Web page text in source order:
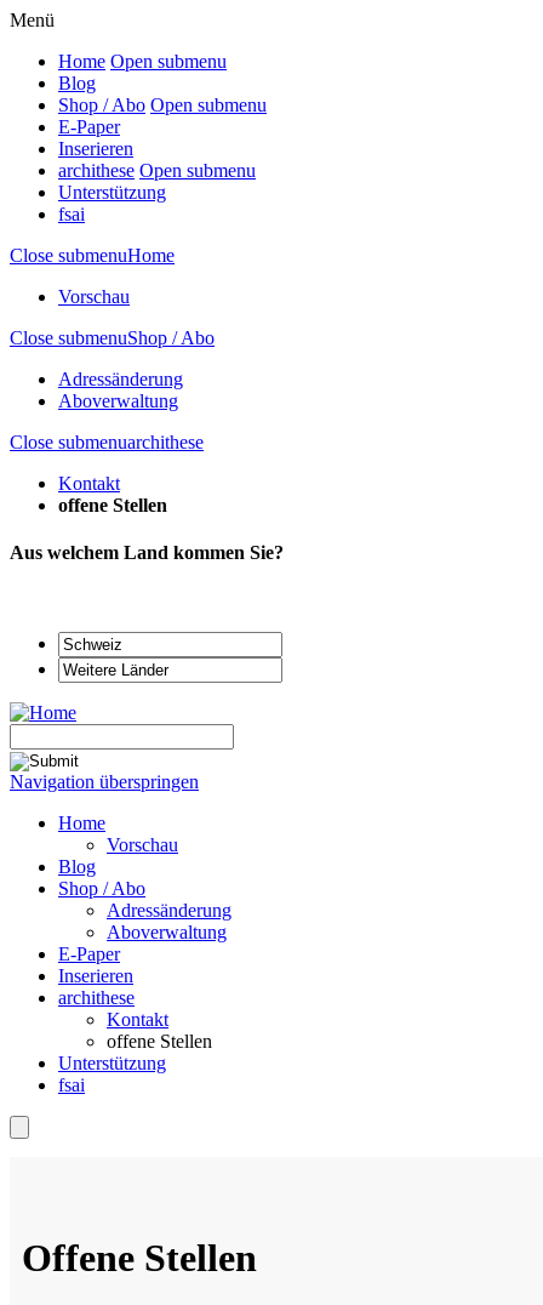
Menü
Home Open submenu
Blog
Shop / Abo Open submenu
E-Paper
Inserieren
archithese Open submenu
Unterstützung
fsai
Close submenuHome
Vorschau
Close submenuShop / Abo
Adressänderung
Aboverwaltung
Close submenuarchithese
Kontakt
offene Stellen
Aus welchem Land kommen Sie?
Navigation überspringen
Home
Vorschau
Blog
Shop / Abo
Adressänderung
Aboverwaltung
E-Paper
Inserieren
archithese
Kontakt
offene Stellen
Unterstützung
fsai
Offene Stellen